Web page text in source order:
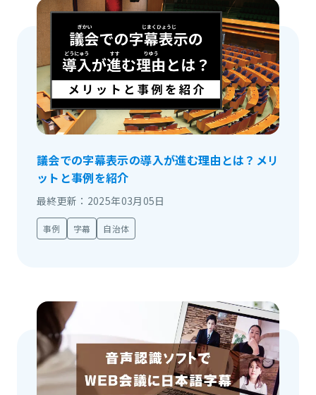
議会での字幕表示の導入が進む理由とは？メリ
ットと事例を紹介
最終更新：2025年03月05日
事例 字幕 自治体